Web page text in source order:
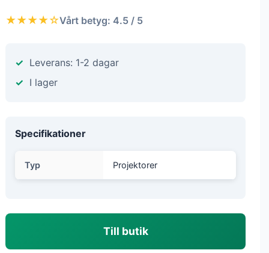
★★★★☆Vårt betyg: 4.5 / 5
Leverans: 1-2 dagar
I lager
Specifikationer
Typ Projektorer
Till butik